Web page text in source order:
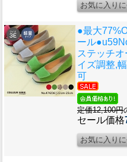
●最大
ール●u59
ステッチ
イズ調整,
可
定価12,100円
セール価格